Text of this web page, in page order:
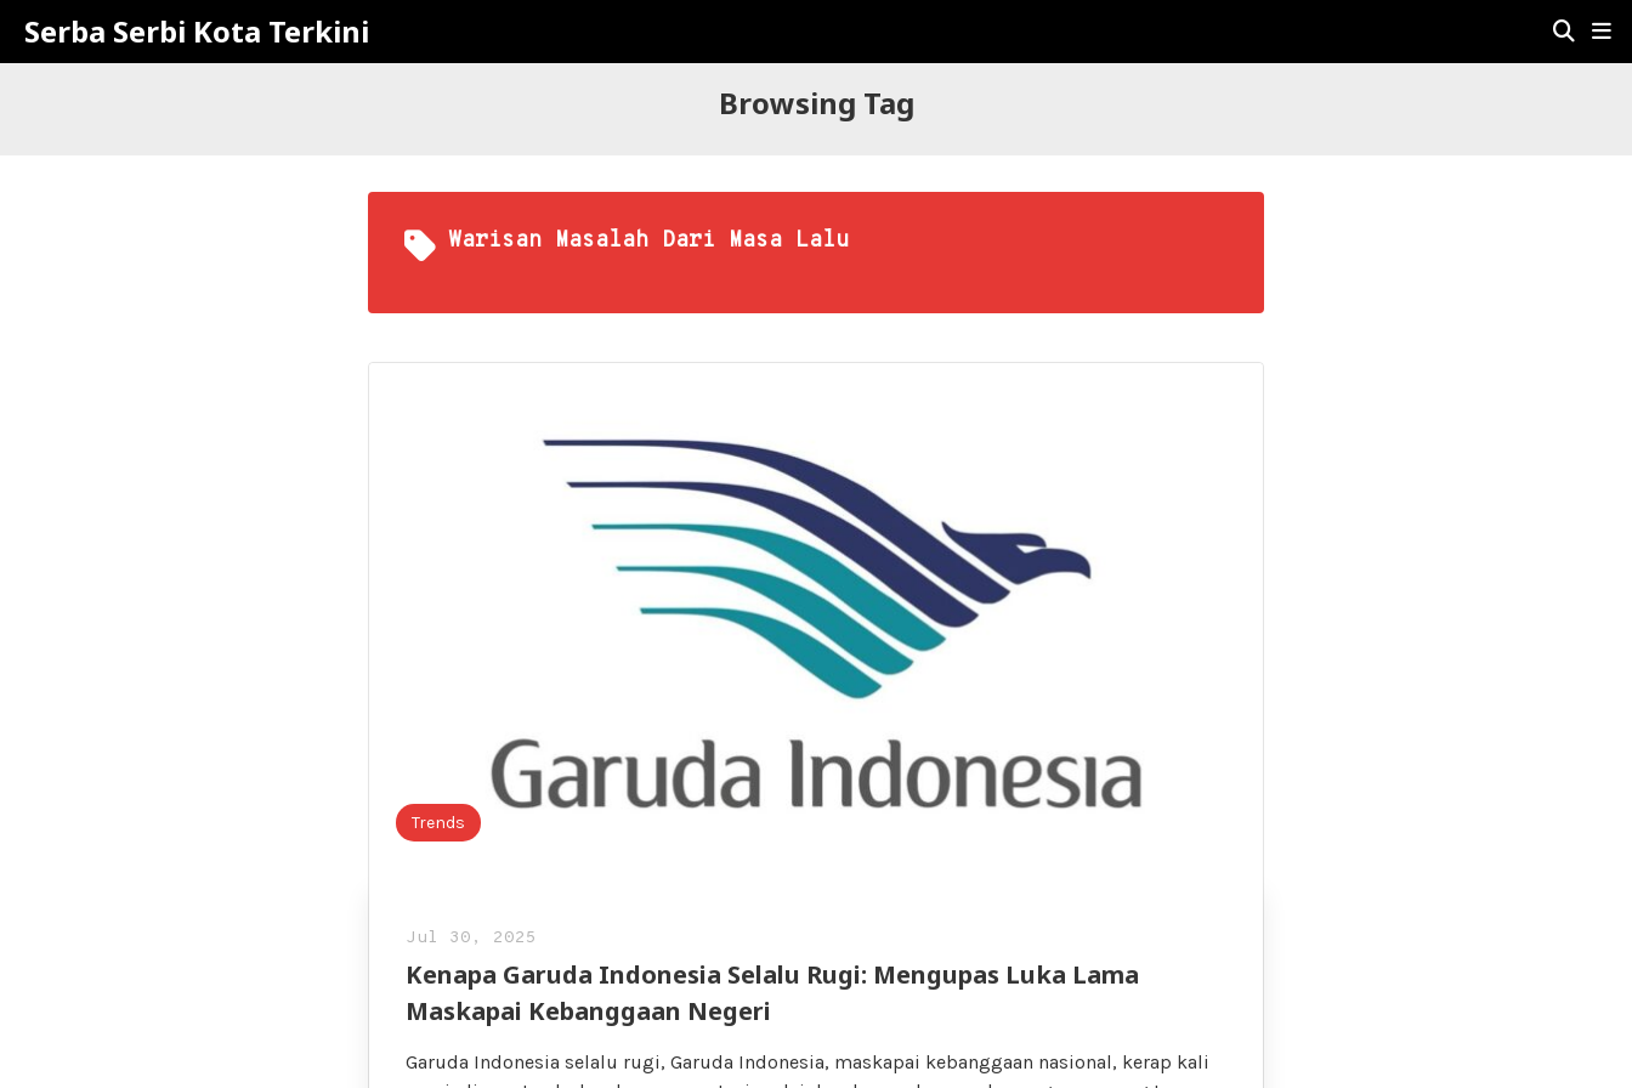
Serba Serbi Kota Terkini
Browsing Tag
Warisan Masalah Dari Masa Lalu
Trends
Jul 30, 2025
Kenapa Garuda Indonesia Selalu Rugi: Mengupas Luka Lama
Maskapai Kebanggaan Negeri
Garuda Indonesia selalu rugi, Garuda Indonesia, maskapai kebanggaan nasional, kerap kali